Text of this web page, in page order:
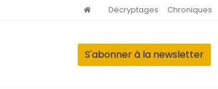
Décryptages Chroniques
S'abonner à la newsletter